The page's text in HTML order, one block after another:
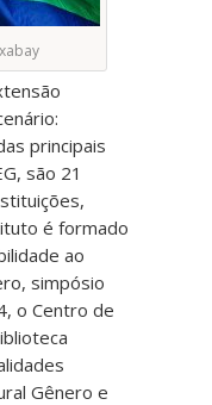
principais
são 21
é formado
ao
simpósio
o Centro de
Gênero e